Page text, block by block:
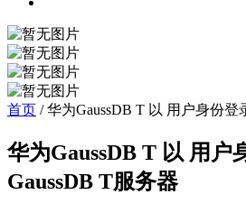
首页 /华为GaussDB T 以 用户身份登
华为GaussDB T 以 用户
GaussDB T服务器